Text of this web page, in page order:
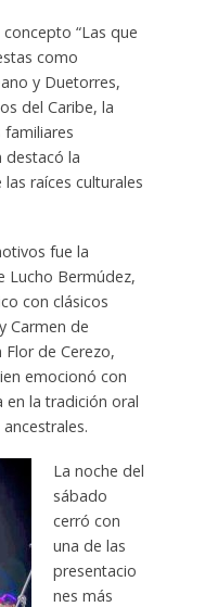
“Las que
como
y Duetorres,
del Caribe, la
familiares
destacó la
raíces culturales
fue la
Lucho Bermúdez,
con clásicos
Carmen de
de Cerezo,
emocionó con
en la tradición oral
La noche del
sábado
cerró con
una de las
presentacio
nes más